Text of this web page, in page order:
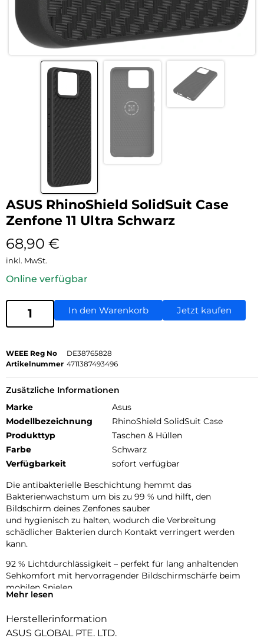
ASUS RhinoShield SolidSuit Case
Zenfone 11 Ultra Schwarz
68,90 €
inkl. MwSt.
Online verfügbar
In den Warenkorb Jetzt kaufen
WEEE Reg No
DE38765828
Artikelnummer 4711387493496
Zusätzliche Informationen
Marke
Asus
Modellbezeichnung
RhinoShield SolidSuit Case
Produkttyp
Taschen & Hüllen
Farbe
Schwarz
Verfügbarkeit
sofort verfügbar
Die antibakterielle Beschichtung hemmt das
Bakterienwachstum um bis zu 99 % und hilft, den
Bildschirm deines Zenfones sauber
und hygienisch zu halten, wodurch die Verbreitung
schädlicher Bakterien durch Kontakt verringert werden
kann.
92 % Lichtdurchlässigkeit – perfekt für lang anhaltenden
Sehkomfort mit hervorragender Bildschirmschärfe beim
mobilen Spielen.
Aluminiumlegierung:elegant und leicht auszulösen
Mehr lesen
Herstellerinformation
ASUS GLOBAL PTE. LTD.